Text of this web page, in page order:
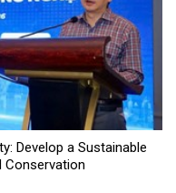
Develop a Sustainable
Conservation